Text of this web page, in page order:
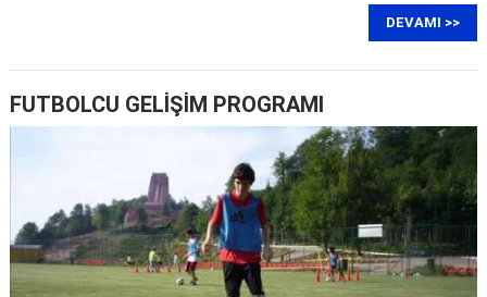
DEVAMI >>
FUTBOLCU GELİŞİM PROGRAMI